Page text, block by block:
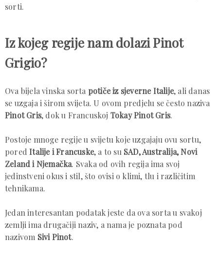
sorti.
Iz kojeg regije nam dolazi Pinot
Grigio?
Ova bijela vinska sorta potiče iz sjeverne Italije, ali danas
se uzgaja i širom svijeta. U ovom predjelu se često naziva
Pinot Gris, dok u Francuskoj Tokay Pinot Gris.
Postoje mnoge regije u svijetu koje uzgajaju ovu sortu,
poredItalije i Francuske, a to su SAD, Australija, Novi
Zeland i Njemačka. Svaka od ovih regija ima svoj
jedinstveni okus i stil, što ovisi o klimi, tlu i različitim
tehnikama.
Jedan interesantan podatak jeste da ova sorta u svakoj
zemlji ima drugačiji naziv, a nama je poznata pod
nazivom Sivi Pinot.